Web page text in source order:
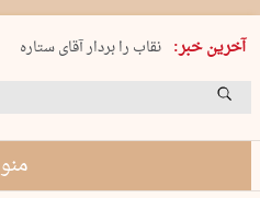
آخرین خبر:
پنجشنبه 15 مرداد 1405 شماره 2243
نقاب را بردار آقای ستاره
کدام فوتبال؟
منو